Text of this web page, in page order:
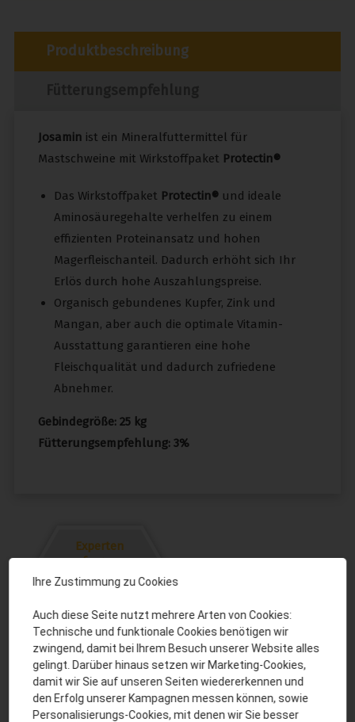
Produktbeschreibung
Josamin ist ein Mineralfuttermittel für
Mastschweine mit Wirkstoffpaket Protectin®
Das Wirkstoffpaket Protectin® und ideale
Aminosäuregehalte verhelfen zu einem
effizienten Proteinansatz und hohen
Magerfleischanteil. Dadurch erhöht sich Ihr
Erlös durch hohe Auszahlungspreise.
Organisch gebundenes Kupfer, Zink und
Mangan, aber auch die optimale Vitamin-
Ausstattung garantieren eine hohe
Fleischqualität und dadurch zufriedene
Abnehmer.
Gebindegröße: 25 kg
Fütterungsempfehlung: 3%
Experten
fragen
beraten Sie gerne.
activepro@josera.de
+49 (0) 9371 940 174
Bestellung
Sie suchen einen Partner
vor Ort? Wir helfen Ihnen
gerne weiter.
Ihre Zustimmung zu Cookies
Auch diese Seite nutzt mehrere Arten von Cookies:
Technische und funktionale Cookies benötigen wir
zwingend, damit bei Ihrem Besuch unserer Website alles
gelingt. Darüber hinaus setzen wir Marketing-Cookies,
damit wir Sie auf unseren Seiten wiedererkennen und
den Erfolg unserer Kampagnen messen können, sowie
Personalisierungs-Cookies, mit denen wir Sie besser